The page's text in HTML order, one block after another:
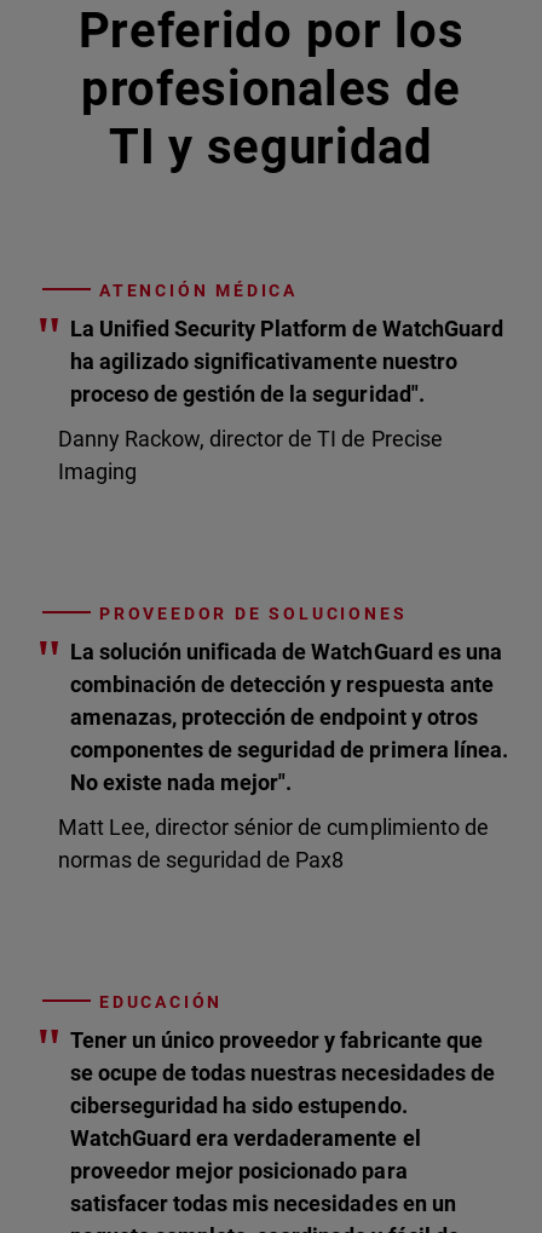
Preferido por los
profesionales de
TI y seguridad
ATENCIÓN MÉDICA
" La Unified Security Platform de WatchGuard
ha agilizado significativamente nuestro
proceso de gestión de la seguridad".
Danny Rackow, director de TI de Precise
Imaging
PROVEEDOR DE SOLUCIONES
" La solución unificada de WatchGuard es una
combinación de detección y respuesta ante
amenazas, protección de endpoint y otros
componentes de seguridad de primera línea.
No existe nada mejor".
Matt Lee, director sénior de cumplimiento de
normas de seguridad de Pax8
EDUCACIÓN
" Tener un único proveedor y fabricante que
se ocupe de todas nuestras necesidades de
ciberseguridad ha sido estupendo.
WatchGuard era verdaderamente el
proveedor mejor posicionado para
satisfacer todas mis necesidades en un